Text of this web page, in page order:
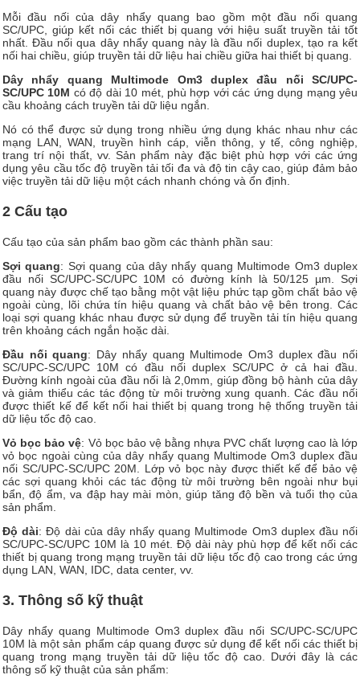
Mỗi đầu nối của dây nhẩy quang bao gồm một đầu nối quang
SC/UPC, giúp kết nối các thiết bị quang với hiệu suất truyền tải tốt
nhất. Đầu nối qua dây nhẩy quang này là đầu nối duplex, tạo ra kết
nối hai chiều, giúp truyền tải dữ liệu hai chiều giữa hai thiết bị quang.
Dây nhẩy quang Multimode Om3 duplex đầu nối SC/UPC-
SC/UPC 10M có độ dài 10 mét, phù hợp với các ứng dụng mạng yêu
cầu khoảng cách truyền tải dữ liệu ngắn.
Nó có thể được sử dụng trong nhiều ứng dụng khác nhau như các
mạng LAN, WAN, truyền hình cáp, viễn thông, y tế, công nghiệp,
trang trí nội thất, vv. Sản phẩm này đặc biệt phù hợp với các ứng
dụng yêu cầu tốc độ truyền tải tối đa và độ tin cậy cao, giúp đảm bảo
việc truyền tải dữ liệu một cách nhanh chóng và ổn định.
2 Cấu tạo
Cấu tạo của sản phẩm bao gồm các thành phần sau:
Sợi quang: Sợi quang của dây nhẩy quang Multimode Om3 duplex
đầu nối SC/UPC-SC/UPC 10M có đường kính là 50/125 µm. Sợi
quang này được chế tạo bằng một vật liệu phức tạp gồm chất bảo vệ
ngoài cùng, lõi chứa tín hiệu quang và chất bảo vệ bên trong. Các
loại sợi quang khác nhau được sử dụng để truyền tải tín hiệu quang
trên khoảng cách ngắn hoặc dài.
Đầu nối quang: Dây nhẩy quang Multimode Om3 duplex đầu nối
SC/UPC-SC/UPC 10M có đầu nối duplex SC/UPC ở cả hai đầu.
Đường kính ngoài của đầu nối là 2,0mm, giúp đồng bộ hành của dây
và giảm thiểu các tác động từ môi trường xung quanh. Các đầu nối
được thiết kế để kết nối hai thiết bị quang trong hệ thống truyền tải
dữ liệu tốc độ cao.
Vỏ bọc bảo vệ: Vỏ bọc bảo vệ bằng nhựa PVC chất lượng cao là lớp
vỏ bọc ngoài cùng của dây nhẩy quang Multimode Om3 duplex đầu
nối SC/UPC-SC/UPC 20M. Lớp vỏ bọc này được thiết kế để bảo vệ
các sợi quang khỏi các tác động từ môi trường bên ngoài như bụi
bẩn, độ ẩm, va đập hay mài mòn, giúp tăng độ bền và tuổi thọ của
sản phẩm.
Độ dài: Độ dài của dây nhẩy quang Multimode Om3 duplex đầu nối
SC/UPC-SC/UPC 10M là 10 mét. Độ dài này phù hợp để kết nối các
thiết bị quang trong mạng truyền tải dữ liệu tốc độ cao trong các ứng
dụng LAN, WAN, IDC, data center, vv.
3. Thông số kỹ thuật
Dây nhẩy quang Multimode Om3 duplex đầu nối SC/UPC-SC/UPC
10M là một sản phẩm cáp quang được sử dụng để kết nối các thiết bị
quang trong mạng truyền tải dữ liệu tốc độ cao. Dưới đây là các
thông số kỹ thuật của sản phẩm: